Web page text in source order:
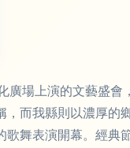
廣場上演的文藝盛會
而我縣則以濃厚的
舞表演開幕。經典